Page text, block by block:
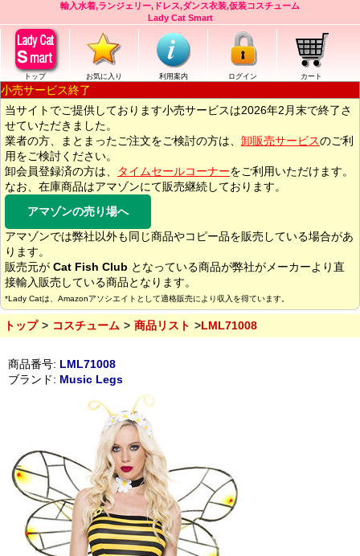
輸入水着,ランジェリー,ドレス,ダンス衣装,仮装コスチューム
Lady Cat Smart
トップ お気に入り 利用案内 ログイン カート
小売サービス終了
当サイトでご提供しております小売サービスは2026年2月末で終了さ
せていただきました。
業者の方、まとまったご注文をご検討の方は、 卸販売サービスのご利
用をご検討ください。
卸会員登録済の方は、
タイムセールコーナーをご利用いただけます。
なお、在庫商品はアマゾンにて販売継続しております。
アマゾンの売り場へ
アマゾンでは弊社以外も同じ商品やコピー品を販売している場合があ
ります。
販売元が Cat Fish Club となっている商品が弊社がメーカーより直
接輸入販売している商品となります。
*Lady Catは、Amazonアソシエイトとして適格販売により収入を得ています。
トップ コスチューム 商品リスト LML71008
商品番号: LML71008
ブランド: Music Legs